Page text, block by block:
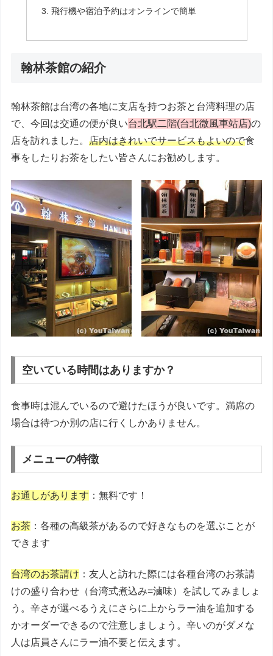
飛行機や宿泊予約はオンラインで簡単
翰林茶館の紹介
翰林茶館は台湾の各地に支店を持つお茶と台湾料理の店
で、今回は交通の便が良い台北駅二階(台北微風車站店)の
店を訪れました。店内はきれいでサービスもよいので食
事をしたりお茶をしたい皆さんにお勧めします。
空いている時間はありますか？
食事時は混んでいるので避けたほうが良いです。満席の
場合は待つか別の店に行くしかありません。
メニューの特徴
お通しがあります ：無料です！
お茶 ：各種の高級茶があるので好きなものを選ぶことが
できます
台湾のお茶請け ：友人と訪れた際には各種台湾のお茶請
けの盛り合わせ（台湾式煮込み=滷味）を試してみましょ
う。辛さが選べるうえにさらに上からラー油を追加する
かオーダーできるので注意しましょう。辛いのがダメな
人は店員さんにラー油不要と伝えます。